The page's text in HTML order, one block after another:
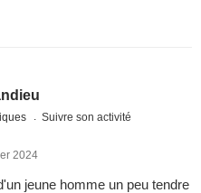
Suivre son activité
2024
jeune homme un peu tendre